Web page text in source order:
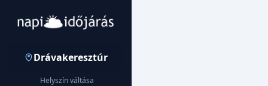
Drávakeresztúr
Helyszín váltása